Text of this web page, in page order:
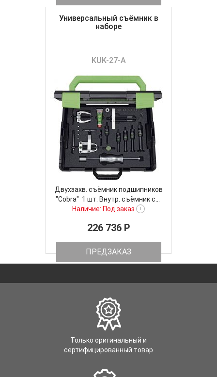
Универсальный съёмник в
наборе
KUK-27-A
Двухзахв. съёмник подшипников
"Cobra" 1 шт. Внутр. съёмник с...
Наличие: Под заказ
!
226 736 P
ПРЕДЗАКАЗ
Только оригинальный и
сертифицированный товар